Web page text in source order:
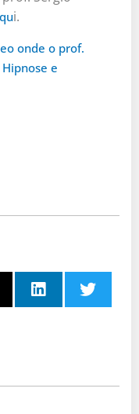
i.
onde o prof.
e